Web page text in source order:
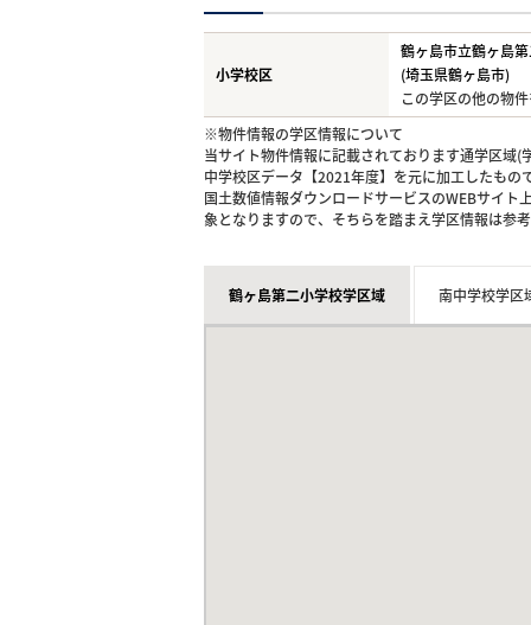
小学校区
鶴ヶ島市立鶴ヶ島
(埼玉県鶴ヶ島市)
この学区の他の物
※物件情報の学区情報について
当サイト物件情報に記載されております通学区域
中学校区データ【2021年度】を元に加工したも
国土数値情報ダウンロードサービスのWEBサイ
象となりますので、そちらを踏まえ学区情報は参
鶴ヶ島第二小学校学区域 南中学校学区